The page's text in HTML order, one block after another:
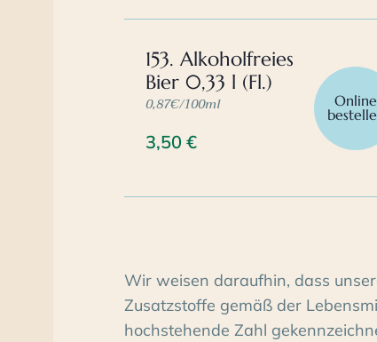
153. Alkoholfreies
Bier 0,33 l (Fl.)
3,50 €
0,87€/100ml
Online
Wir weisen daraufhin, dass
Zusatzstoffe gemäß der
hochstehende Zahl